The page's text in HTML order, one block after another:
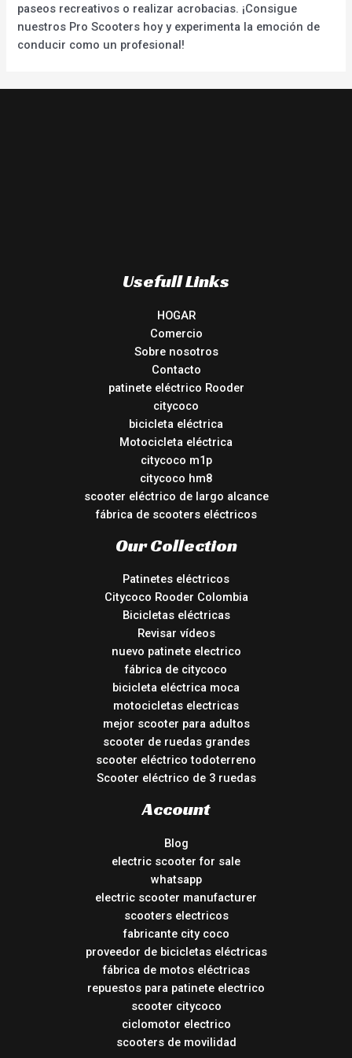
paseos recreativos o realizar acrobacias. ¡Consigue
nuestros Pro Scooters hoy y experimenta la emoción de
conducir como un profesional!
Usefull Links
HOGAR
Comercio
Sobre nosotros
Contacto
patinete eléctrico Rooder
citycoco
bicicleta eléctrica
Motocicleta eléctrica
citycoco m1p
citycoco hm8
scooter eléctrico de largo alcance
fábrica de scooters eléctricos
Our Collection
Patinetes eléctricos
Citycoco Rooder Colombia
Bicicletas eléctricas
Revisar vídeos
nuevo patinete electrico
fábrica de citycoco
bicicleta eléctrica moca
motocicletas electricas
mejor scooter para adultos
scooter de ruedas grandes
scooter eléctrico todoterreno
Scooter eléctrico de 3 ruedas
Account
Blog
electric scooter for sale
whatsapp
electric scooter manufacturer
scooters electricos
fabricante city coco
proveedor de bicicletas eléctricas
fábrica de motos eléctricas
repuestos para patinete electrico
scooter citycoco
ciclomotor electrico
scooters de movilidad